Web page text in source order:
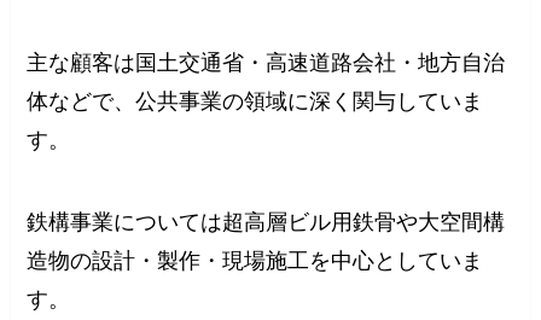
主な顧客は国土交通省・高速道路会社・地方自治
体などで、公共事業の領域に深く関与していま
す。
鉄構事業については超高層ビル用鉄骨や大空間構
造物の設計・製作・現場施工を中心としていま
す。